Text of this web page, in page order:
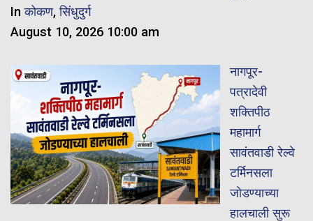
Inकोकण,सिंधुदुर्ग
August 10, 2026 10:00 am
नागपूर-
पत्रादेवी
शक्तिपीठ
महामार्ग
सावंतवाडी रेल्वे
टर्मिनसला
जोडण्याच्या
हालचाली सुरू